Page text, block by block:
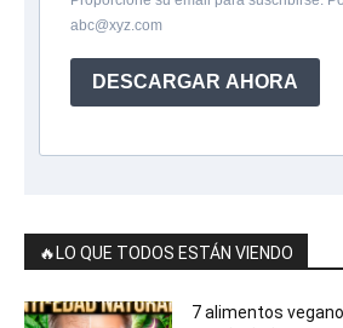
abc@xyz.com
DESCARGAR AHORA
🔥LO QUE TODOS ESTÁN VIENDO
7 alimentos